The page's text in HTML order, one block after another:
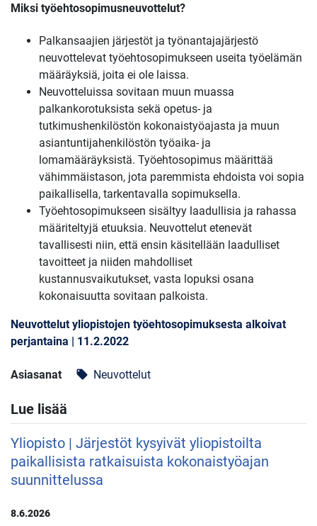
Miksi työehtosopimusneuvottelut?
Palkansaajien järjestöt ja työnantajajärjestö
neuvottelevat työehtosopimukseen useita työelämän
määräyksiä, joita ei ole laissa.
Neuvotteluissa sovitaan muun muassa
palkankorotuksista sekä opetus- ja
tutkimushenkilöstön kokonaistyöajasta ja muun
asiantuntijahenkilöstön työaika- ja
lomamääräyksistä. Työehtosopimus määrittää
vähimmäistason, jota paremmista ehdoista voi sopia
paikallisella, tarkentavalla sopimuksella.
Työehtosopimukseen sisältyy laadullisia ja rahassa
määriteltyjä etuuksia. Neuvottelut etenevät
tavallisesti niin, että ensin käsitellään laadulliset
tavoitteet ja niiden mahdolliset
kustannusvaikutukset, vasta lopuksi osana
kokonaisuutta sovitaan palkoista.
Neuvottelut yliopistojen työehtosopimuksesta alkoivat
perjantaina | 11.2.2022
Asiasanat local_offer Neuvottelut
Lue lisää
Yliopisto | Järjestöt kysyivät yliopistoilta
paikallisista ratkaisuista kokonaistyöajan
suunnittelussa
8.6.2026